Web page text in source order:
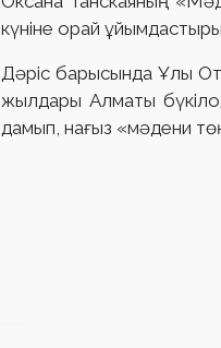
күніне орай
Дәріс барысында Ұлы
жылдары Алматы
дамып, нағыз «мәдени